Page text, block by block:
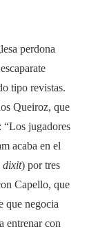
perdona
tipo revistas.
Queiroz, que
“Los jugadores
acaba en el
dixit) por tres
Capello, que
que negocia
entrenar con